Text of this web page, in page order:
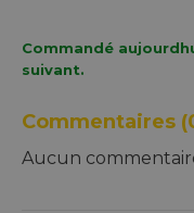
Commandé
suivant.
Commentaires
Aucun